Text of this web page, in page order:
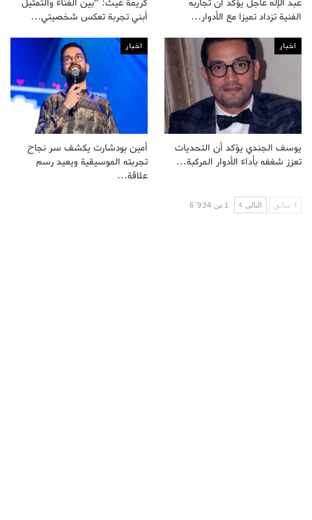
الفنية تزداد تميزا مع الأدوار…
أبني تجربة تعكس شخصيتي…
اخبار
يوسف الجندي يؤكد أن التحديات
تعزز شغفه بأداء الأدوار المركبة…
اخبار
أمين بودشارت يكشف سر نجاح
تجربته الموسيقية ويعيد رسم
علاقة…
سابق التالى 1 من 6٬934